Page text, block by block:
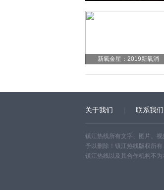
新氧金星：2019新氧消
关于我们 联系我们
镇江热线所有文字、图片、
予以删除！镇江热线版权所有
镇江热线以及其合作机构不